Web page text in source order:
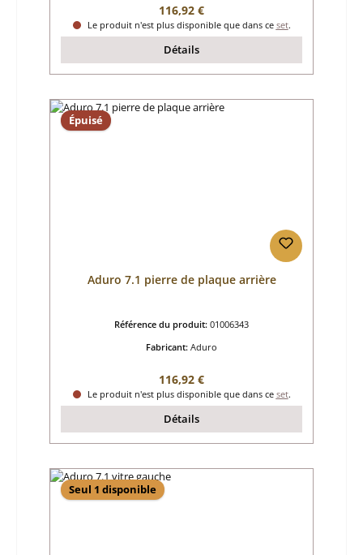
Prix régulier :
116,92 €
Le produit n'est plus disponible que dans ce set.
Détails
Épuisé
Aduro 7.1 pierre de plaque arrière
Référence du produit: 01006343
Fabricant: Aduro
Prix régulier :
116,92 €
Le produit n'est plus disponible que dans ce set.
Détails
Seul 1 disponible